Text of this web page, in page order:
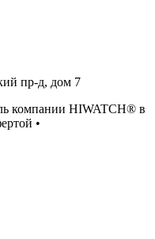
пр-д, дом 7
компании HIWATCH® в
•